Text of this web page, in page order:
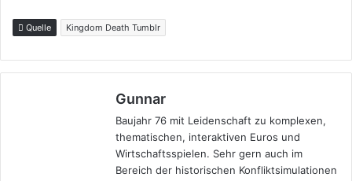
Quelle Kingdom Death Tumblr
Gunnar
Baujahr 76 mit Leidenschaft zu komplexen,
thematischen, interaktiven Euros und
Wirtschaftsspielen. Sehr gern auch im
Bereich der historischen Konfliktsimulationen